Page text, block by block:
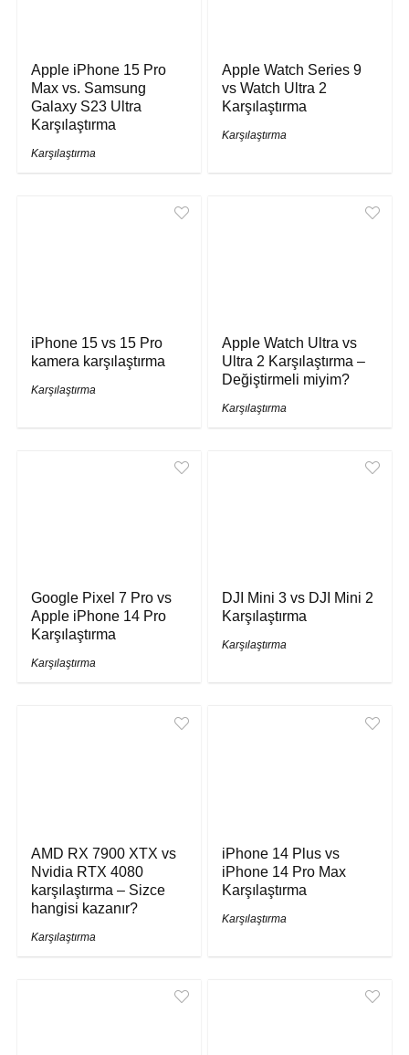
Apple iPhone 15 Pro
Max vs. Samsung
Galaxy S23 Ultra
Karşılaştırma
Karşılaştırma
Apple Watch Series 9
vs Watch Ultra 2
Karşılaştırma
Karşılaştırma
iPhone 15 vs 15 Pro
kamera karşılaştırma
Karşılaştırma
Apple Watch Ultra vs
Ultra 2 Karşılaştırma –
Değiştirmeli miyim?
Karşılaştırma
Google Pixel 7 Pro vs
Apple iPhone 14 Pro
Karşılaştırma
Karşılaştırma
DJI Mini 3 vs DJI Mini 2
Karşılaştırma
Karşılaştırma
AMD RX 7900 XTX vs
Nvidia RTX 4080
karşılaştırma – Sizce
hangisi kazanır?
Karşılaştırma
iPhone 14 Plus vs
iPhone 14 Pro Max
Karşılaştırma
Karşılaştırma